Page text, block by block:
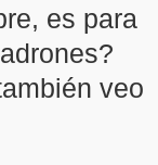
es para
veo